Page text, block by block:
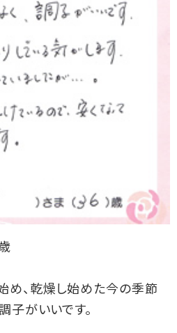
め、乾燥し始めた今の季節
子がいいです。